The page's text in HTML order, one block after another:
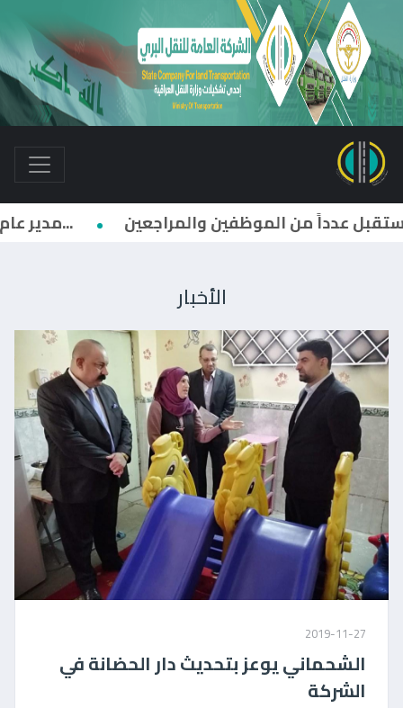
مدير عام النقل البري يترأس إجتماعاً لمديري أقسام الشركة وفروعها واللجان الرئيسية...
الأخبار
2019-11-27
الشحماني يوعز بتحديث دار الحضانة في
الشركة